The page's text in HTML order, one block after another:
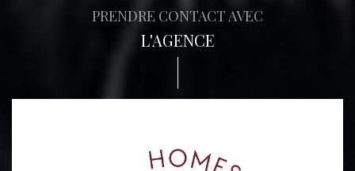
PRENDRE CONTACT AVEC
L'AGENCE